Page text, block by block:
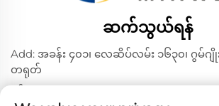
ဆက်သွယ်ရန်
Add: အခန်း ၄၀၁၊ လေဆိပ်လမ်း ၁၆၃၀၊ ဂွမ်ဂျိုး
တရုတ်